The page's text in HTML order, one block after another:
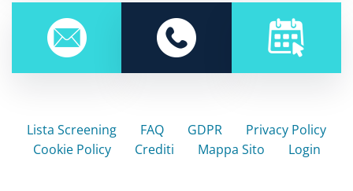
Lista Screening FAQ GDPR
Privacy Policy
Cookie Policy
Crediti Mappa Sito Login